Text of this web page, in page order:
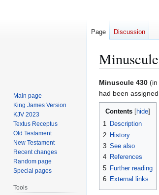
Jump
to
navigation
Jump
to
search
Minuscule 430 (in
had been
Contents
1 Description
2 History
3 See also
4 References
5 Further reading
6 External links
Page Discussion
Main page
King James Version
KJV 2023
Textus Receptus
Old Testament
New Testament
Recent changes
Random page
Special pages
Tools